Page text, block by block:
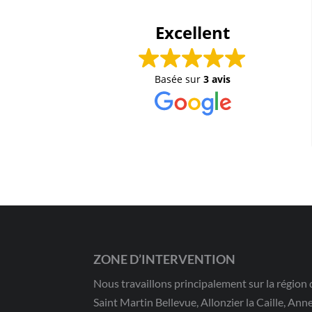
Excellent
Basée sur3 avis
ZONE D’INTERVENTION
Nous travaillons principalement sur la région
Saint Martin Bellevue, Allonzier la Caille,